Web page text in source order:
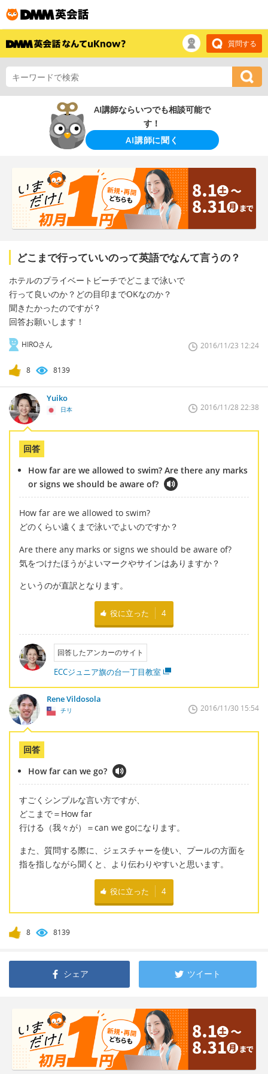
質問する
AI講師ならいつでも相談可能で
す！
AI講師に聞く
どこまで行っていいのって英語でなんて言うの？
ホテルのプライベートビーチでどこまで泳いで
行って良いのか？どの目印までOKなのか？
聞きたかったのですが？
回答お願いします！
HIROさん 2016/11/23 12:24
8 8139
Yuiko
日本 2016/11/28 22:38
回答
How far are we allowed to swim? Are there any marks
or signs we should be aware of?
How far are we allowed to swim?
どのくらい遠くまで泳いでよいのですか？
Are there any marks or signs we should be aware of?
気をつけたほうがよいマークやサインはありますか？
というのが直訳となります。
役に立った 4
回答したアンカーのサイト
ECCジュニア旗の台一丁目教室
Rene Vildosola
チリ 2016/11/30 15:54
回答
How far can we go?
すごくシンプルな言い方ですが、
どこまで＝How far
行ける（我々が）＝can we goになります。
また、質問する際に、ジェスチャーを使い、プールの方面を
指を指しながら聞くと、より伝わりやすいと思います。
役に立った 4
8 8139
シェア ツイート